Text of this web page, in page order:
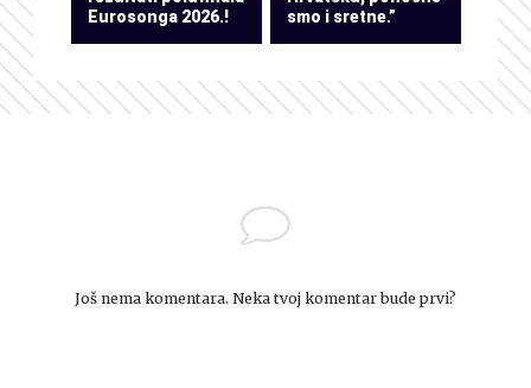
Eurosonga 2026.!
smo i sretne.”
Još nema komentara. Neka tvoj komentar bude prvi?